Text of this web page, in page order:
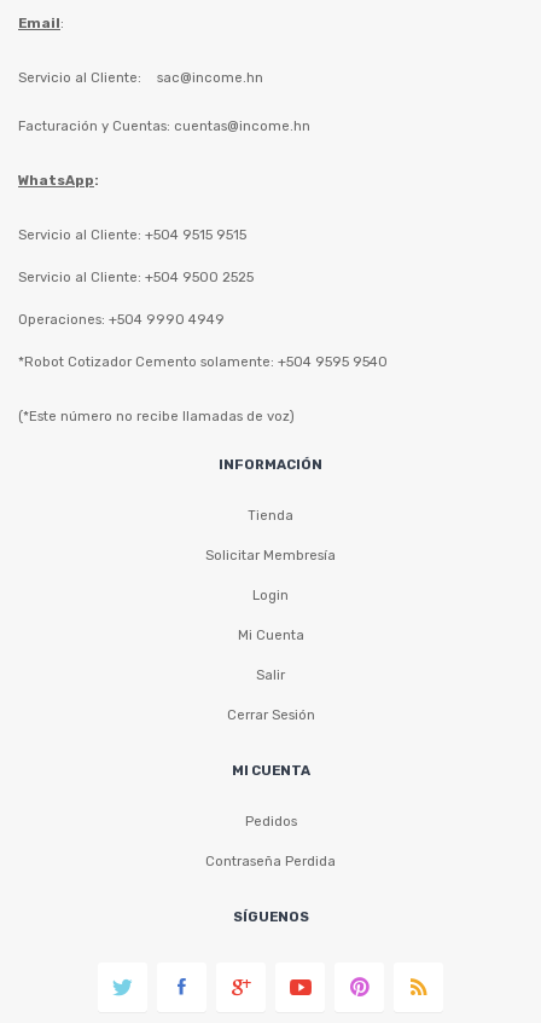
Email:
Servicio al Cliente: sac@income.hn
Facturación y Cuentas: cuentas@income.hn
WhatsApp:
Servicio al Cliente: +504 9515 9515
Servicio al Cliente: +504 9500 2525
Operaciones: +504 9990 4949
*Robot Cotizador Cemento solamente: +504 9595 9540
(*Este número no recibe llamadas de voz)
INFORMACIÓN
Tienda
Solicitar Membresía
Login
Mi Cuenta
Salir
Cerrar Sesión
MI CUENTA
Pedidos
Contraseña Perdida
SÍGUENOS